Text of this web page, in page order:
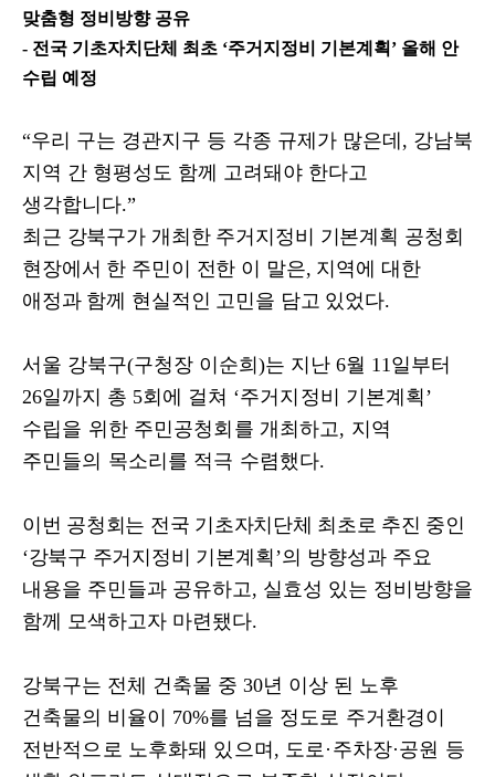
맞춤형 정비방향 공유
- 전국 기초자치단체 최초 ‘주거지정비 기본계획 ’ 올해 안
수립 예정
“우리 구는 경관지구 등 각종 규제가 많은데 , 강남북
지역 간 형평성도 함께 고려돼야 한다고
생각합니다.”
최근 강북구가 개최한 주거지정비 기본계획 공청회
현장에서 한 주민이 전한 이 말은, 지역에 대한
애정과 함께 현실적인 고민을 담고 있었다.
서울 강북구(구청장 이순희 )는 지난 6월 11일부터
26일까지 총 5회에 걸쳐 ‘주거지정비 기본계획 ’
수립을 위한 주민공청회를 개최하고, 지역
주민들의 목소리를 적극 수렴했다.
이번 공청회는 전국 기초자치단체 최초로 추진 중인
‘강북구 주거지정비 기본계획 ’의 방향성과 주요
내용을 주민들과 공유하고, 실효성 있는 정비방향을
함께 모색하고자 마련됐다.
강북구는 전체 건축물 중 30년 이상 된 노후
건축물의 비율이 70%를 넘을 정도로 주거환경이
전반적으로 노후화돼 있으며 , 도로· 주차장·공원 등